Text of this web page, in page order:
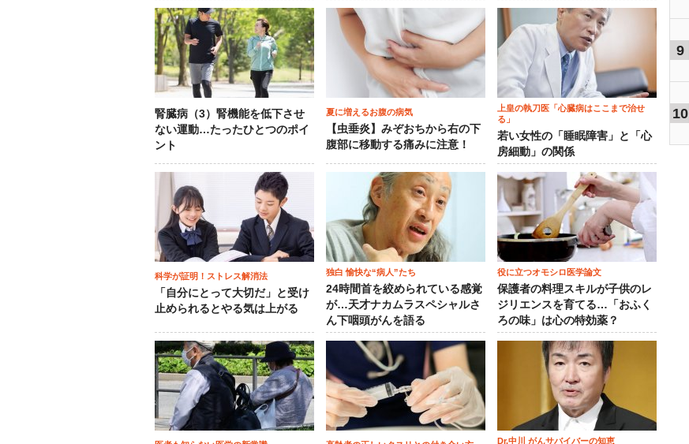
腎臓病（3）腎機能を低下させ
ない運動…たったひとつのポイ
ント
夏に増えるお腹の病気
【虫垂炎】みぞおちから右の下
腹部に移動する痛みに注意！
上皇の執刀医「心臓病はここまで治せ
る」
若い女性の「睡眠障害」と「心
房細動」の関係
科学が証明！ストレス解消法
「自分にとって大切だ」と受け
止められるとやる気は上がる
独白 愉快な“病人”たち
24時間首を絞められている感覚
が…天才ナカムラスペシャルさ
ん下咽頭がんを語る
役に立つオモシロ医学論文
保護者の料理スキルが子供のレ
ジリエンスを育てる…「おふく
ろの味」は心の特効薬？
Dr.中川 がんサバイバーの知恵
9
10